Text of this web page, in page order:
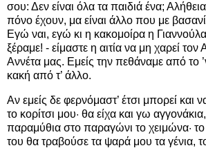
σου: Δεν είναι όλα τα παιδιά ένα;
πόνο έχουν, μα είναι άλλο που με
Εγώ ναι, εγώ κι η κακομοίρα η
ξέραμε! - είμαστε η αιτία να μη χαρεί
Αννέτα μας. Εμείς την πεθάναμε από το
κακή από τ’ άλλο.
Αν εμείς δε φερνόμαστ’ έτσι μπορεί και
το κορίτσι μου· θα είχα και γω
παραμύθια στο παραγώνι το χειμώνα· το
του θα τραβούσε τα ψαρά μου τα γένια,